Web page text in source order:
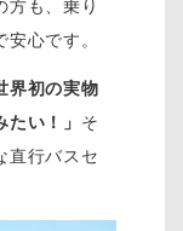
方も、乗り
心です。
界初の実物
い！」 そ
直行バスセ